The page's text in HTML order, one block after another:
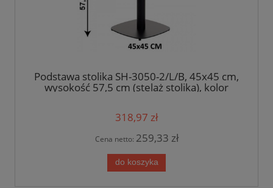
Podstawa stolika SH-3050-2/L/B, 45x45 cm,
wysokość 57,5 cm (stelaż stolika), kolor
318,97 zł
Cena netto: 259,33 zł
do koszyka